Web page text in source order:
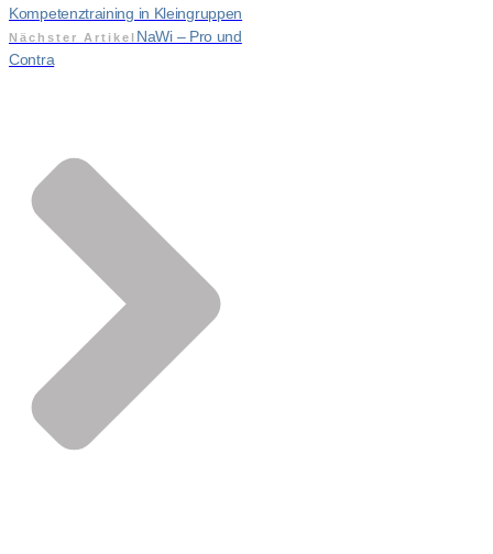
Kompetenztraining in Kleingruppen
Nächster Artikel NaWi – Pro und
Contra